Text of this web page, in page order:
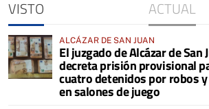
VISTO ACTUAL
ALCÁZAR DE SAN JUAN
El juzgado de Alcázar de San
decreta prisión provisional
cuatro detenidos por robos
en salones de juego